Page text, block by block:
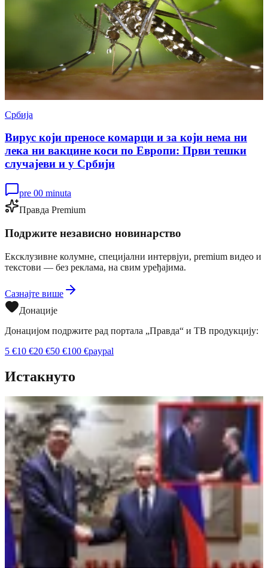
Србија
Вирус који преносе комарци и за који нема ни
лека ни вакцине коси по Европи: Први тешки
случајеви и у Србији
pre 00 minuta
Правда Premium
Подржите независно новинарство
Ексклузивне колумне, специјални интервјуи, premium видео и
текстови — без реклама, на свим уређајима.
Сазнајте више
Донације
Донацијом подржите рад портала „Правда“ и ТВ продукцију:
5 €10 €20 €50 €100 €paypal
Истакнуто